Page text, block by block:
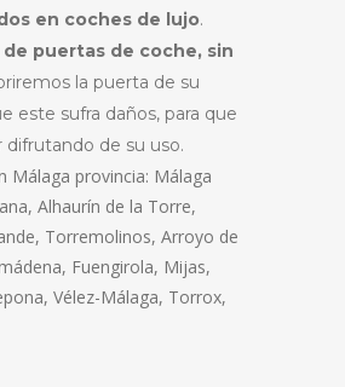
en coches de lujo.
puertas de coche, sin
la puerta de su
este sufra daños, para que
difrutando de su uso.
Málaga provincia: Málaga
Alhaurín de la Torre,
Torremolinos, Arroyo de
Fuengirola, Mijas,
Vélez-Málaga, Torrox,